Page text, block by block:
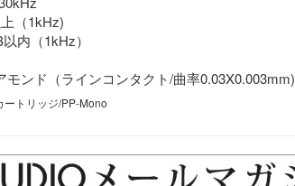
（1kHz)
内（1kHz）
モンド（ラインコンタクト/曲率0.03X0.003mm)
トリッジ/PP-Mono